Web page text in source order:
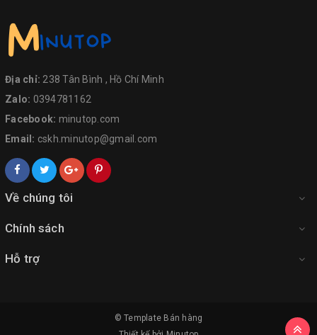
Địa chỉ: 238 Tân Bình , Hồ Chí Minh
Zalo: 0394781162
Facebook: minutop.com
Email: cskh.minutop@gmail.com
Về chúng tôi
Chính sách
Hỗ trợ
© Template Bán hàng